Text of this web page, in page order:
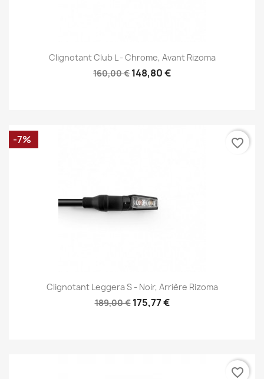
Clignotant Club L - Chrome, Avant Rizoma
160,00 € 148,80 €
Clignotant Leggera S - Noir, Arrière Rizoma
189,00 € 175,77 €
-7% favorite_border
favorite_border